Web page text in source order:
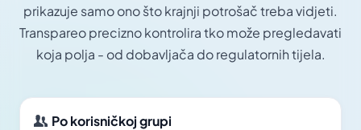
prikazuje samo ono što krajnji potrošač treba vidjeti.
Transpareo precizno kontrolira tko može pregledavati
koja polja - od dobavljača do regulatornih tijela.
Po korisničkoj grupi